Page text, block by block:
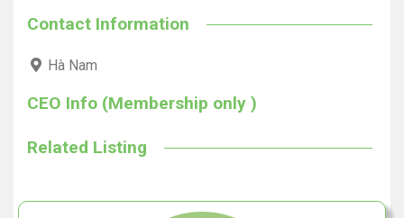
Contact Information
Hà Nam
CEO Info (Membership only )
Related Listing